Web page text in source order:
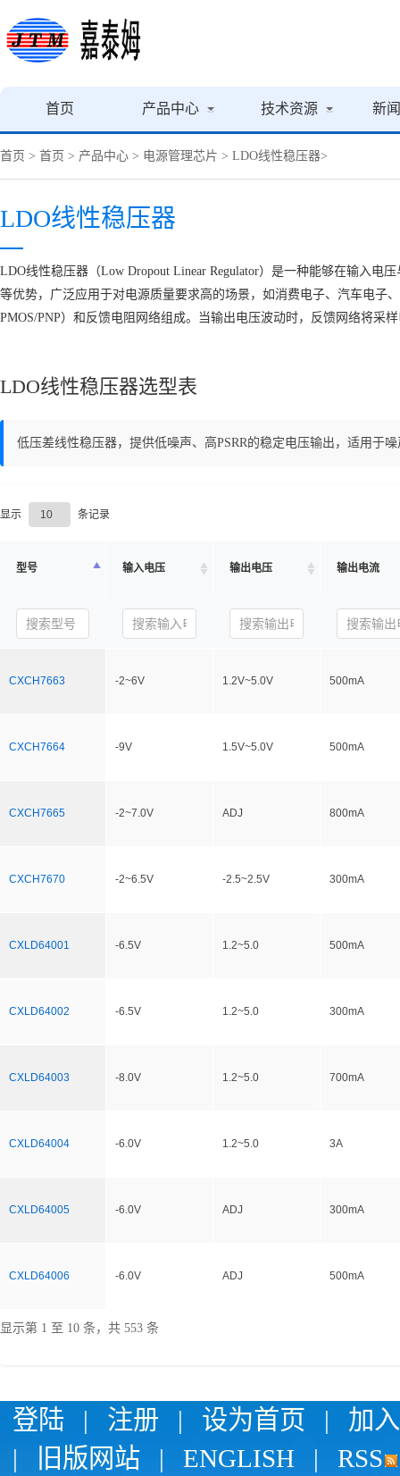
首页 产品中心 技术资源 新
首页 > 首页 > 产品中心 > 电源管理芯片 > LDO线性稳压器>
LDO线性稳压器
‌LDO线性稳压器‌（Low Dropout Linear Regulator）是一种能够在输入电
等优势，广泛应用于对电源质量要求高的场景，如消费电子、汽车电子
PMOS/PNP）和反馈电阻网络组成。当输出电压波动时，反馈网络将
LDO线性稳压器选型表
低压差线性稳压器，提供低噪声、高PSRR的稳定电压输出，适用于
显示 条记录
型号 输入电压 输出电压 输出电流
CXCH7663 -2~6V 1.2V~5.0V 500mA
CXCH7664 -9V 1.5V~5.0V 500mA
CXCH7665 -2~7.0V ADJ 800mA
CXCH7670 -2~6.5V -2.5~2.5V 300mA
CXLD64001 -6.5V 1.2~5.0 500mA
CXLD64002 -6.5V 1.2~5.0 300mA
CXLD64003 -8.0V 1.2~5.0 700mA
CXLD64004 -6.0V 1.2~5.0 3A
CXLD64005 -6.0V ADJ 300mA
CXLD64006 -6.0V ADJ 500mA
显示第 1 至 10 条，共 553 条
登陆 | 注册 | 设为首页 |
加
|
旧版网站 | ENGLISH | RSS